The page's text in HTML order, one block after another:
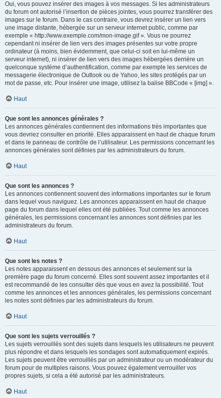
Oui, vous pouvez insérer des images à vos messages. Si les administrateurs
du forum ont autorisé l’insertion de pièces jointes, vous pourrez transférer des
images sur le forum. Dans le cas contraire, vous devrez insérer un lien vers
une image distante, hébergée sur un serveur internet public, comme par
exemple « http://www.exemple.com/mon-image.gif ». Vous ne pourrez
cependant ni insérer de lien vers des images présentes sur votre propre
ordinateur (à moins, bien évidemment, que celui-ci soit en lui-même un
serveur internet), ni insérer de lien vers des images hébergées derrière un
quelconque système d’authentification, comme par exemple les services de
messagerie électronique de Outlook ou de Yahoo, les sites protégés par un
mot de passe, etc. Pour insérer une image, utilisez la balise BBCode « [img] ».
Haut
Que sont les annonces générales ?
Les annonces générales contiennent des informations très importantes que
vous devriez consulter en priorité. Elles apparaissent en haut de chaque forum
et dans le panneau de contrôle de l’utilisateur. Les permissions concernant les
annonces générales sont définies par les administrateurs du forum.
Haut
Que sont les annonces ?
Les annonces contiennent souvent des informations importantes sur le forum
dans lequel vous naviguez. Les annonces apparaissent en haut de chaque
page du forum dans lequel elles ont été publiées. Tout comme les annonces
générales, les permissions concernant les annonces sont définies par les
administrateurs du forum.
Haut
Que sont les notes ?
Les notes apparaissent en dessous des annonces et seulement sur la
première page du forum concerné. Elles sont souvent assez importantes et il
est recommandé de les consulter dès que vous en avez la possibilité. Tout
comme les annonces et les annonces générales, les permissions concernant
les notes sont définies par les administrateurs du forum.
Haut
Que sont les sujets verrouillés ?
Les sujets verrouillés sont des sujets dans lesquels les utilisateurs ne peuvent
plus répondre et dans lesquels les sondages sont automatiquement expirés.
Les sujets peuvent être verrouillés par un administrateur ou un modérateur du
forum pour de multiples raisons. Vous pouvez également verrouiller vos
propres sujets, si cela a été autorisé par les administrateurs.
Haut